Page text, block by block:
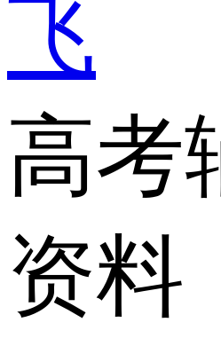
飞
高考
资料